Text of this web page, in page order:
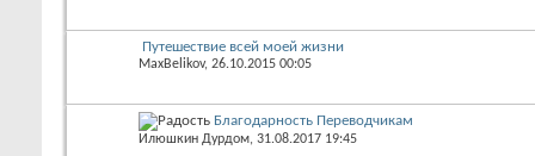
Путешествие всей моей жизни
MaxBelikov, 26.10.2015 00:05
Благодарность Переводчикам
Илюшкин Дурдом, 31.08.2017 19:45